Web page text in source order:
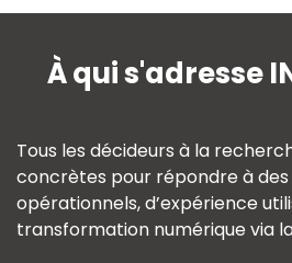
À qui s'adresse
Tous les décideurs à la
concrètes pour répondre à des
opérationnels, d’expérience
transformation numérique via